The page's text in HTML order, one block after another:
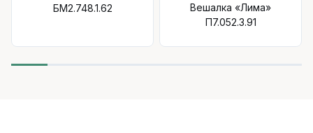
БМ2.748.1.62
Вешалка «Лима»
П7.052.3.91